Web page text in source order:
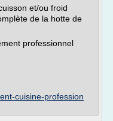
et/ou froid
de la hotte de
professionnel
cuisine-profession